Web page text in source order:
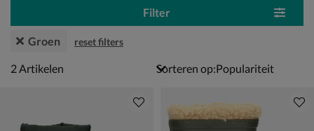
Filter
Groen reset filters
2 artikelen
2Artikelen Sorteren op: